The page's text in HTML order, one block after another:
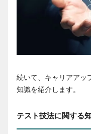
続いて、キャリアアッ
知識を紹介します。
テスト技法に関する